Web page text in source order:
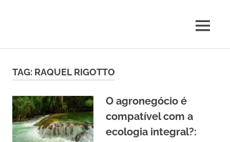
Espírito
–
Brasil
MENU
TAG: RAQUEL RIGOTTO
O agronegócio é
compatível com a
ecologia integral?: